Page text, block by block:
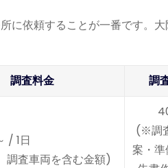
に依頼することが一番です。
調査料金 調
/ 1日
査車両を含む金額)
(※調
案・